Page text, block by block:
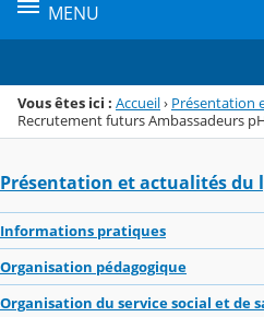
MENU
Vous êtes ici : Accueil› Présentation
Recrutement futurs Ambassadeurs
Présentation et actualités du
Informations pratiques
Organisation pédagogique
Organisation du service social et de